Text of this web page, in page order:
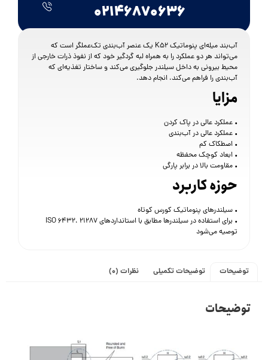
۰۲۱۴۶۸۷۰۶۳۶
آب‌بند میله‌ای پنوماتیک K52 یک عنصر آب‌بندی تک‌عملگر است که
می‌تواند هر دو عملکرد را به همراه لبه گردگیر خود که از نفوذ ذرات خارجی از
محیط بیرونی به داخل سیلندر جلوگیری می‌کند و ساختار تغذیه‌ای که
آب‌بندی را فراهم می‌کند، انجام دهد.
مزایا
• عملکرد عالی در پاک کردن
• عملکرد عالی در آب‌بندی
• اصطکاک کم
• ابعاد کوچک محفظه
• مقاومت بالا در برابر پارگی
حوزه کاربرد
• سیلندرهای پنوماتیک کورس کوتاه
• برای استفاده در سیلندرها مطابق با استانداردهای ISO 6432، 21287
توصیه می‌شود
توضیحات توضیحات تکمیلی نظرات (0)
توضیحات